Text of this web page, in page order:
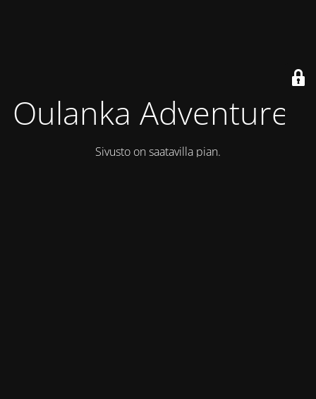
Oulanka Adventures
Sivusto on saatavilla pian.